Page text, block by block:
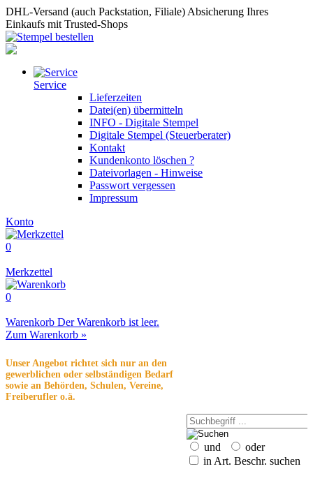
DHL-Versand (auch Packstation, Filiale) Absicherung Ihres
Einkaufs mit Trusted-Shops
Service
Lieferzeiten
Datei(en) übermitteln
INFO - Digitale Stempel
Digitale Stempel (Steuerberater)
Kontakt
Kundenkonto löschen ?
Dateivorlagen - Hinweise
Passwort vergessen
Impressum
Konto
0
Merkzettel
0
Warenkorb Der Warenkorb ist leer.
Zum Warenkorb »
Unser Angebot richtet sich nur an den
gewerblichen oder selbständigen Bedarf
sowie an Behörden, Schulen, Vereine,
Freiberufler o.ä.
und
oder
in Art. Beschr. suchen